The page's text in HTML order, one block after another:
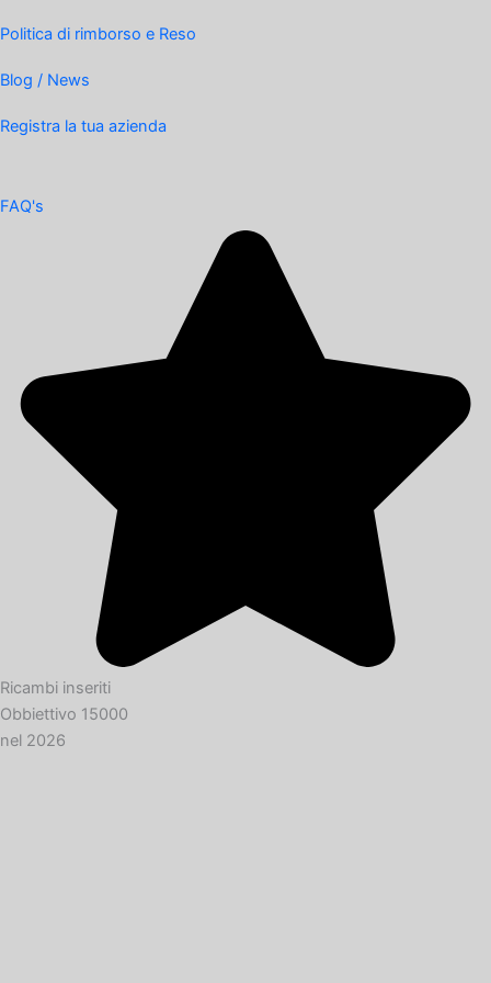
Politica di rimborso e Reso
Blog / News
Registra la tua azienda
FAQ's
Ricambi inseriti
Obbiettivo 15000
nel 2026